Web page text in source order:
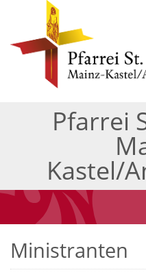
Pfarrei
Kastel/
Ministranten